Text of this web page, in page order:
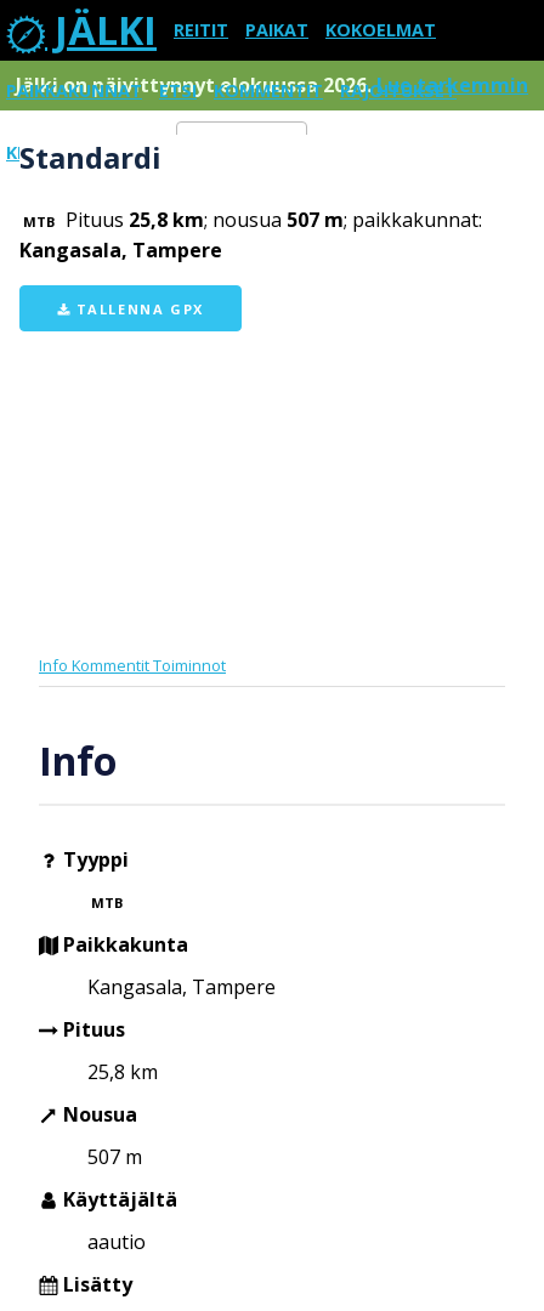
JÄLKI REITIT PAIKAT KOKOELMAT
PAIKKAKUNNAT ETSI KOMMENTIT RAJOITUKSET
KIRJAUDU SISÄÄN
Jälki on päivittynnyt elokuussa 2026.Lue tarkemmin
Standardi
MTB Pituus 25,8 km; nousua 507 m; paikkakunnat:
Kangasala, Tampere
TALLENNA GPX
Info KommentitToiminnot
Info
Tyyppi
MTB
Paikkakunta
Kangasala, Tampere
Pituus
25,8 km
Nousua
507 m
Käyttäjältä
aautio
Lisätty